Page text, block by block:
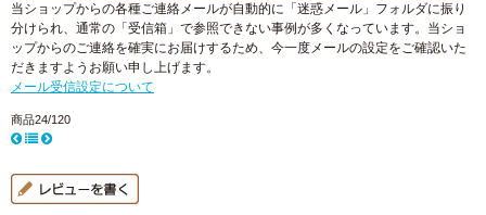
当ショップからの各種ご連絡メールが自動的に「迷惑メール」フォルダに振り
分けられ、通常の「受信箱」で参照できない事例が多くなっています。当ショ
ップからのご連絡を確実にお届けするため、今一度メールの設定をご確認いた
だきますようお願い申し上げます。
メール受信設定について
商品24/120